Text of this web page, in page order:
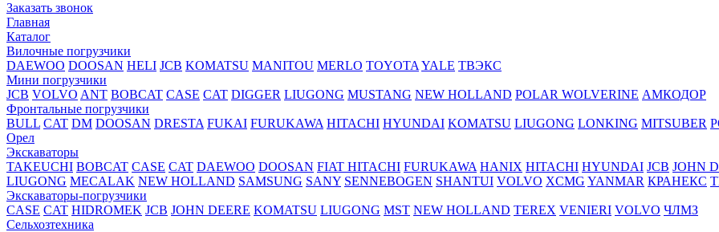
Заказать звонок
Главная
Каталог
Вилочные погрузчики
DAEWOO DOOSAN HELI JCB KOMATSU MANITOU MERLO TOYOTA YALE ТВЭКС
Мини погрузчики
JCB VOLVO ANT BOBCAT CASE CAT DIGGER LIUGONG MUSTANG NEW HOLLAND POLAR WOLVERINE АМКОДОР
Фронтальные погрузчики
BULL CAT DM DOOSAN DRESTA FUKAI FURUKAWA HITACHI HYUNDAI KOMATSU LIUGONG LONKING MITSUBER
Орел
Экскаваторы
TAKEUCHI BOBCAT CASE CAT DAEWOO DOOSAN FIAT HITACHI FURUKAWA HANIX HITACHI HYUNDAI JCB JOHN
LIUGONG MECALAK NEW HOLLAND SAMSUNG SANY SENNEBOGEN SHANTUI VOLVO XCMG YANMAR КРАНЕКС
Экскаваторы-погрузчики
CASE CAT HIDROМEK JCB JOHN DEERE KOMATSU LIUGONG MST NEW HOLLAND TEREX VENIERI VOLVO ЧЛМЗ
Сельхозтехника